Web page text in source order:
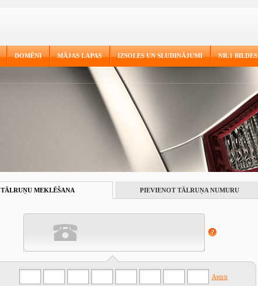
DOMĒNI MĀJAS LAPAS IZSOLES UN SLUDINĀJUMI NR.1 BILDES
TĀLRUŅU MEKLĒŠANA PIEVIENOT TĀLRUŅA NUMURU
Attīrīt